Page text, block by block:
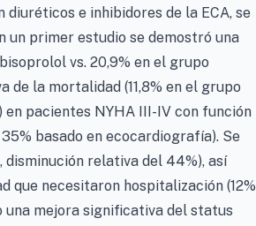
e inhibidores de la ECA, se
un primer estudio se demostró una
vs. 20,9% en el grupo
de la mortalidad (11,8% en el grupo
pacientes NYHA III-IV con función
basado en ecocardiografía). Se
disminución relativa del 44%), así
que necesitaron hospitalización (12%
una mejora significativa del status